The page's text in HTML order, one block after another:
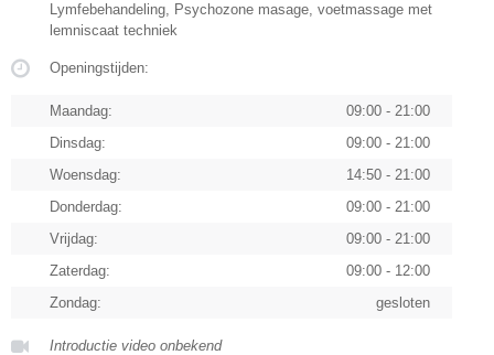
Lymfebehandeling, Psychozone masage, voetmassage met
lemniscaat techniek
Openingstijden:
Maandag:
09:00 - 21:00
Dinsdag:
09:00 - 21:00
Woensdag:
14:50 - 21:00
Donderdag:
09:00 - 21:00
Vrijdag:
09:00 - 21:00
Zaterdag:
09:00 - 12:00
Zondag:
gesloten
Introductie video onbekend